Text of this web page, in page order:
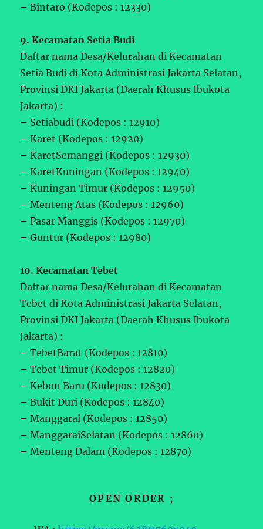
– Bintaro (Kodepos : 12330)
9. Kecamatan Setia Budi
Daftar nama Desa/Kelurahan di Kecamatan
Setia Budi di Kota Administrasi Jakarta Selatan,
Provinsi DKI Jakarta (Daerah Khusus Ibukota
Jakarta) :
– Setiabudi (Kodepos : 12910)
– Karet (Kodepos : 12920)
– KaretSemanggi (Kodepos : 12930)
– KaretKuningan (Kodepos : 12940)
– Kuningan Timur (Kodepos : 12950)
– Menteng Atas (Kodepos : 12960)
– Pasar Manggis (Kodepos : 12970)
– Guntur (Kodepos : 12980)
10. Kecamatan Tebet
Daftar nama Desa/Kelurahan di Kecamatan
Tebet di Kota Administrasi Jakarta Selatan,
Provinsi DKI Jakarta (Daerah Khusus Ibukota
Jakarta) :
– TebetBarat (Kodepos : 12810)
– Tebet Timur (Kodepos : 12820)
– Kebon Baru (Kodepos : 12830)
– Bukit Duri (Kodepos : 12840)
– Manggarai (Kodepos : 12850)
– ManggaraiSelatan (Kodepos : 12860)
– Menteng Dalam (Kodepos : 12870)
OPEN ORDER ;